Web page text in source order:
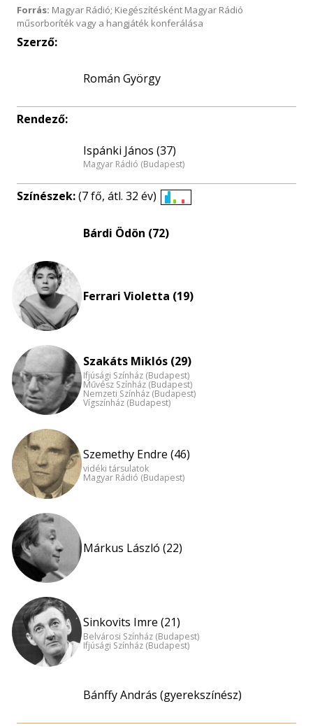
Forrás: Magyar Rádió; Kiegészítésként Magyar Rádió
műsorboríték vagy a hangjáték konferálása
Szerző:
Román György
Rendező:
Ispánki János (37)
Magyar Rádió (Budapest)
Színészek:(7 fő, átl. 32 év)
Bárdi Ödön (72)
Ferrari Violetta (19)
Szakáts Miklós (29)
Ifjúsági Színház (Budapest)
Művész Színház (Budapest)
Nemzeti Színház (Budapest)
Vígszínház (Budapest)
Szemethy Endre (46)
vidéki társulatok
Magyar Rádió (Budapest)
Márkus László (22)
Sinkovits Imre (21)
Belvárosi Színház (Budapest)
Ifjúsági Színház (Budapest)
Bánffy András (gyerekszínész)